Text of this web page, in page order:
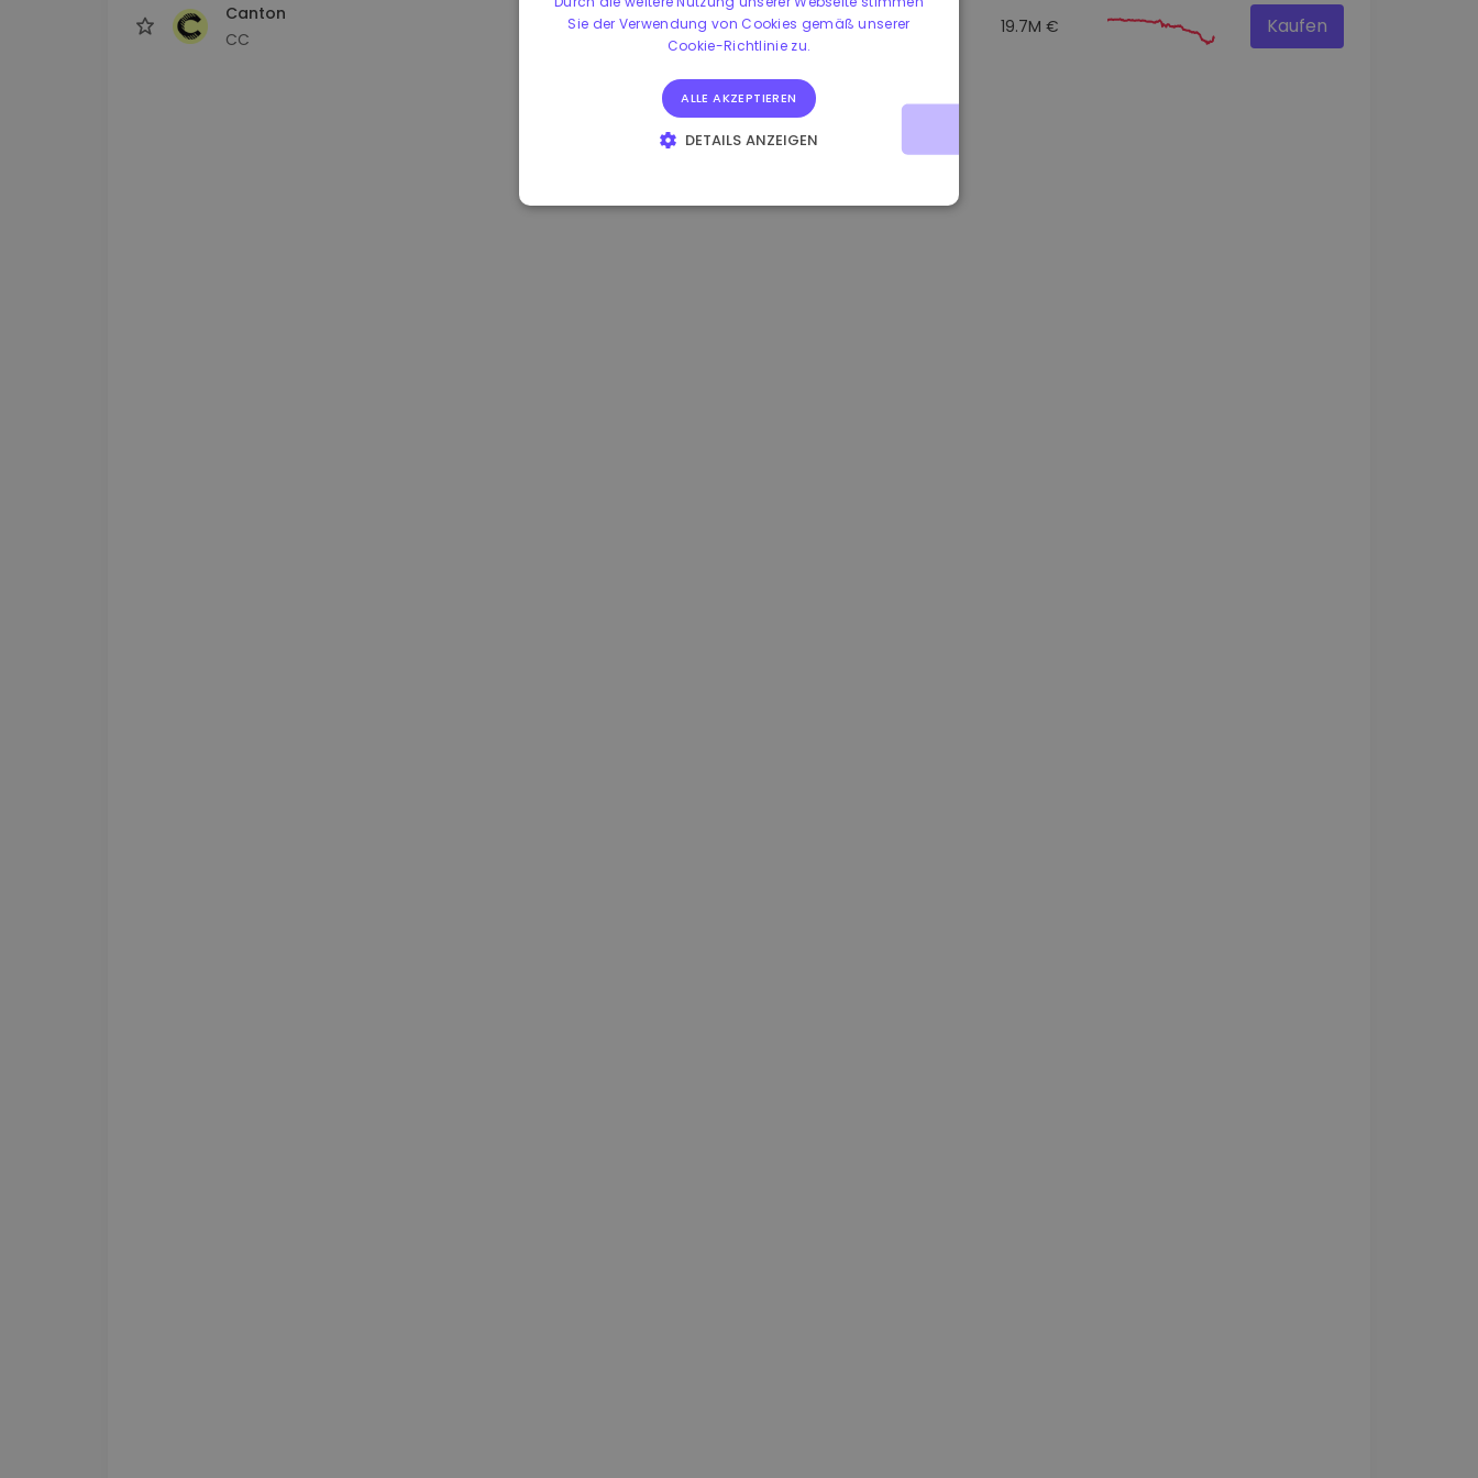
Canton
CC
0.080659000 € -4.80% 3.2B € 19.7M € Kaufen
Sie der Verwendung von Cookies gemäß unserer
Cookie-Richtlinie zu.
ALLE AKZEPTIEREN
DETAILS ANZEIGEN